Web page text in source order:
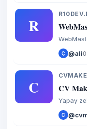
R
Server
Server
Ç @ali
C CV
Yapay
etkileyici
C